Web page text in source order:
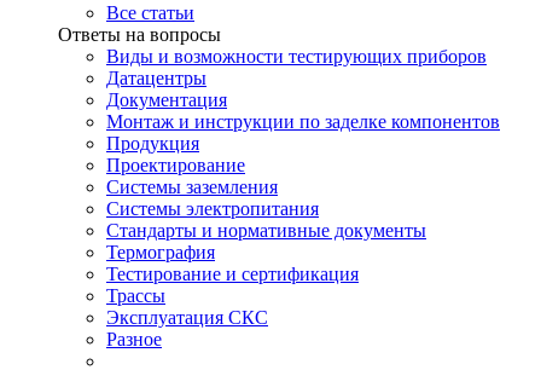
Все статьи
Ответы на вопросы
Виды и возможности тестирующих приборов
Датацентры
Документация
Монтаж и инструкции по заделке компонентов
Продукция
Проектирование
Системы заземления
Системы электропитания
Стандарты и нормативные документы
Термография
Тестирование и сертификация
Трассы
Эксплуатация СКС
Разное